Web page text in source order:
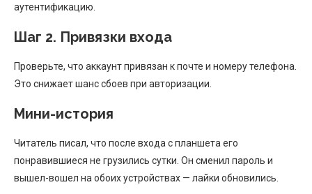
аутентификацию.
Шаг 2. Привязки входа
Проверьте, что аккаунт привязан к почте и номеру телефона.
Это снижает шанс сбоев при авторизации.
Мини-история
Читатель писал, что после входа с планшета его
понравившиеся не грузились сутки. Он сменил пароль и
вышел-вошел на обоих устройствах — лайки обновились.